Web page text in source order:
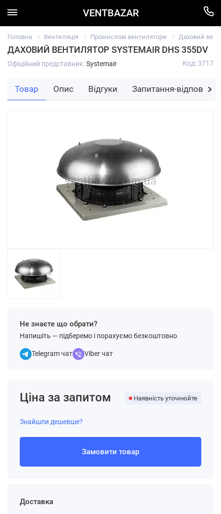
VENTBAZAR
Головна Вентиляція Промислові вентилятори Даховий
ДАХОВИЙ ВЕНТИЛЯТОР SYSTEMAIR DHS 355DV
Офіційний представник:Systemair Код: 3717
Не знаєте що обрати?
Напишіть — підберемо і порахуємо безкоштовно
Telegram чат Viber чат
Доставка
Ціна за запитом Наявність уточнюйте
Знайшли дешевше?
Замовити товар
Товар Опис Відгуки Запитання-відповідь